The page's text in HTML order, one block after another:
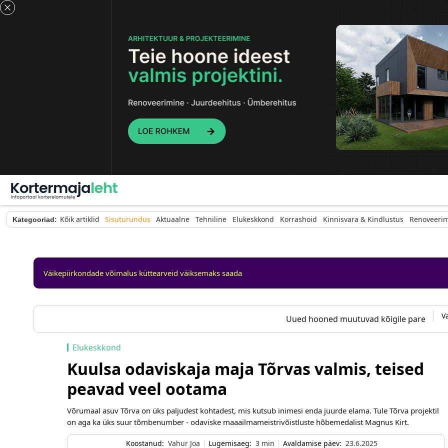
Kategooriad: Kõik artiklid Sisuturundus Aktuaalne Tehniline Elukeskkond Korrashoid Kinnisvara & Kindlustus
Väikepiirkondade võimalus küttearveid väiksemaks saada
Uued hooned muutuvad kõigile paremini
Elukeskkond
Kuulsa odaviskaja maja Tõrvas valmis, teised
peavad veel ootama
Võrumaal asuv Tõrva on üks paljudest kohtadest, mis kutsub inimesi enda juurde elama. Tule Tõrva projektil
on aga ka üks suur tõmbenumber - odaviske maaailmameistrivõistluste hõbemedalist Magnus Kirt.
Koostanud: Vahur Joa Lugemisaeg: 3 min Avaldamise päev: 23.6.2025